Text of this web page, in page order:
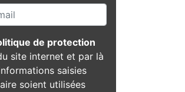
de protection
site internet et par là
saisies
soient utilisées